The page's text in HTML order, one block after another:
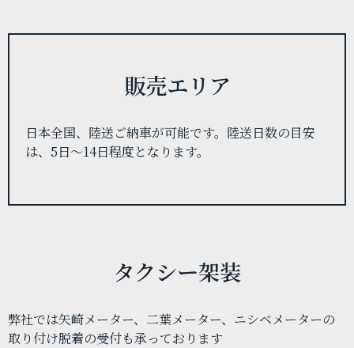
販売エリア
日本全国、陸送ご納車が可能です。 陸送日数の目安
は、5日〜14日程度となります。
タクシー架装
弊社では矢崎メーター、二葉メーター、ニシベメーターの
取り付け脱着の受付も承っております